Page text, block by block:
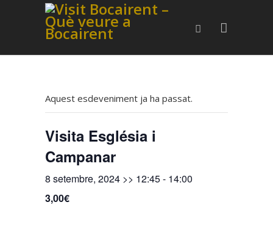
Aquest esdeveniment ja ha passat.
Visita Església i
Campanar
8 setembre, 2024 >> 12:45- 14:00
3,00€